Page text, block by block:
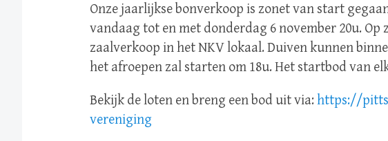
Onze jaarlijkse bonverkoop is zonet van start
vandaag tot en met donderdag 6 november 20u.
zaalverkoop in het NKV lokaal. Duiven kunnen
het afroepen zal starten om 18u. Het startbod van
Bekijk de loten en breng een bod uit via: https://
vereniging